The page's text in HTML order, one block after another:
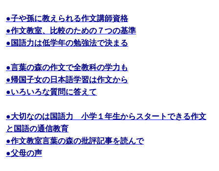
●子や孫に教えられる作文講師資格
●作文教室、比較のための７つの基準
●国語力は低学年の勉強法で決まる
●言葉の森の作文で全教科の学力も
●帰国子女の日本語学習は作文から
●いろいろな質問に答えて
●大切なのは国語力 小学１年生からスタートできる作文
と国語の通信教育
●作文教室言葉の森の批評記事を読んで
●父母の声